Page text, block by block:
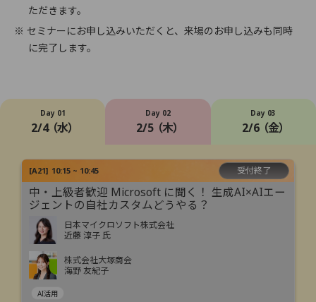
ただきます。
※ セミナーにお申し込みいただくと、来場のお申し込みも同時
に完了します。
Day 01
2/4 （水）
Day 02
2/5 （木）
Day 03
2/6 （金）
[A21] 10:15 ~ 10:45 受付終了
中・上級者歓迎 Microsoft に聞く！ 生成AI×AIエー
ジェントの自社カスタムどうやる？
日本マイクロソフト株式会社
近藤 淳子 氏
株式会社大塚商会
海野 友紀子
AI活用